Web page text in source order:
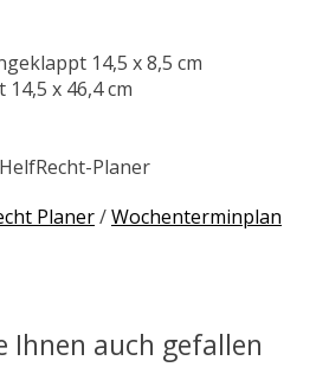
14,5 x 8,5 cm
x 46,4 cm
Planer
Planer/Wochenterminplan
Ihnen auch gefallen